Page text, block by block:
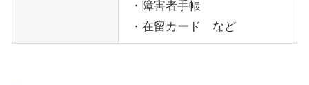
・障害者手帳
・在留カード など